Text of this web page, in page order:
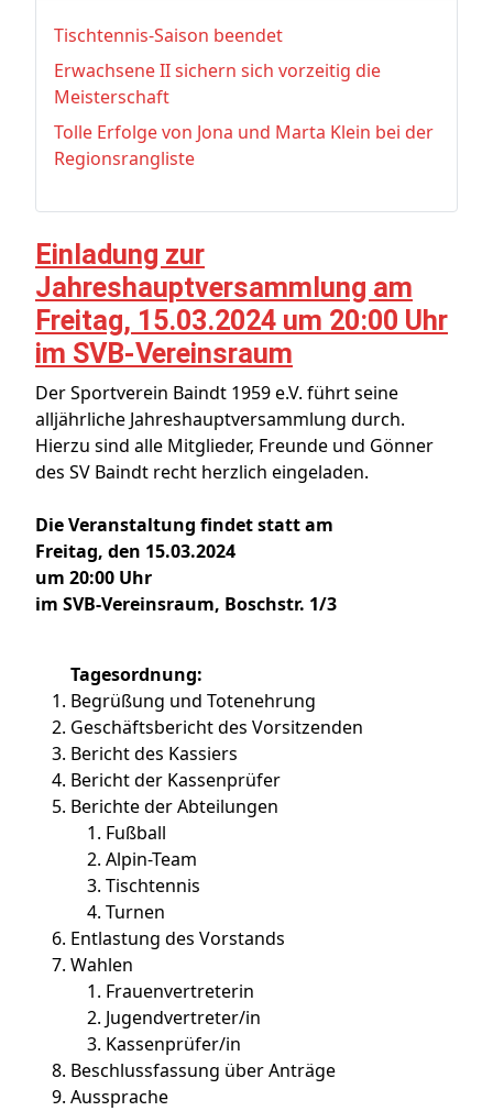
Tischtennis-Saison beendet
Erwachsene II sichern sich vorzeitig die
Meisterschaft
Tolle Erfolge von Jona und Marta Klein bei der
Regionsrangliste
Einladung zur
Jahreshauptversammlung am
Freitag, 15.03.2024 um 20:00 Uhr
im SVB-Vereinsraum
Der Sportverein Baindt 1959 e.V. führt seine
alljährliche Jahreshauptversammlung durch.
Hierzu sind alle Mitglieder, Freunde und Gönner
des SV Baindt recht herzlich eingeladen.
Die Veranstaltung findet statt am
Freitag, den 15.03.2024
um 20:00 Uhr
im SVB-Vereinsraum, Boschstr. 1/3
Tagesordnung:
Begrüßung und Totenehrung
Geschäftsbericht des Vorsitzenden
Bericht des Kassiers
Bericht der Kassenprüfer
Berichte der Abteilungen
Fußball
Alpin-Team
Tischtennis
Turnen
Entlastung des Vorstands
Wahlen
Frauenvertreterin
Jugendvertreter/in
Kassenprüfer/in
Beschlussfassung über Anträge
Aussprache